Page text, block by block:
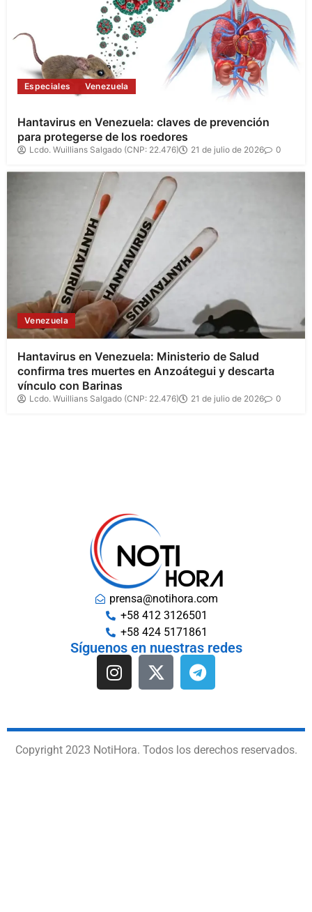
Especiales Venezuela
Hantavirus en Venezuela: claves de prevención
para protegerse de los roedores
Lcdo. Wuillians Salgado (CNP: 22.476) 21 de julio de 2026 0
Venezuela
Hantavirus en Venezuela: Ministerio de Salud
confirma tres muertes en Anzoátegui y descarta
vínculo con Barinas
Lcdo. Wuillians Salgado (CNP: 22.476) 21 de julio de 2026 0
prensa@notihora.com
+58 412 3126501
+58 424 5171861
Síguenos en nuestras redes
Copyright 2023 NotiHora. Todos los derechos reservados.